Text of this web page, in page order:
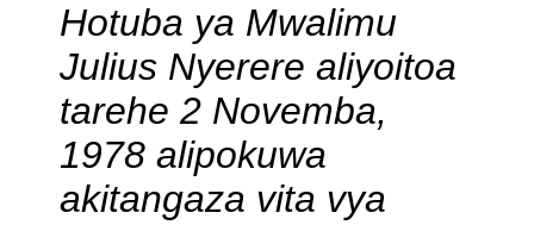
Hotuba ya Mwalimu
Julius Nyerere aliyoitoa
tarehe 2 Novemba,
1978 alipokuwa
akitangaza vita vya